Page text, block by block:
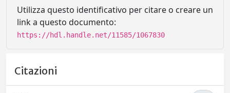
Utilizza questo identificativo per citare o creare un
link a questo documento:
https://hdl.handle.net/11585/1067830
Citazioni